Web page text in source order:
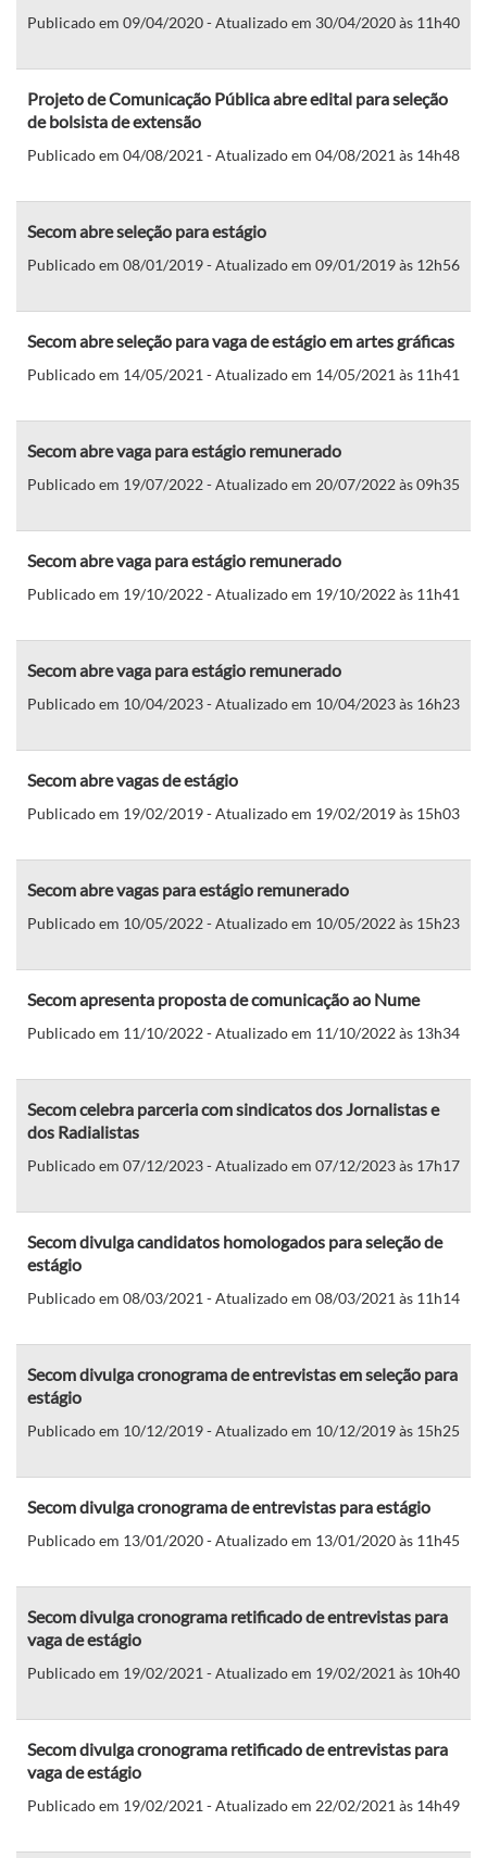
Publicado em 09/04/2020 - Atualizado em 30/04/2020 às 11h40
Projeto de Comunicação Pública abre edital para seleção
de bolsista de extensão
Publicado em 04/08/2021 - Atualizado em 04/08/2021 às 14h48
Secom abre seleção para estágio
Publicado em 08/01/2019 - Atualizado em 09/01/2019 às 12h56
Secom abre seleção para vaga de estágio em artes gráficas
Publicado em 14/05/2021 - Atualizado em 14/05/2021 às 11h41
Secom abre vaga para estágio remunerado
Publicado em 19/07/2022 - Atualizado em 20/07/2022 às 09h35
Secom abre vaga para estágio remunerado
Publicado em 19/10/2022 - Atualizado em 19/10/2022 às 11h41
Secom abre vaga para estágio remunerado
Publicado em 10/04/2023 - Atualizado em 10/04/2023 às 16h23
Secom abre vagas de estágio
Publicado em 19/02/2019 - Atualizado em 19/02/2019 às 15h03
Secom abre vagas para estágio remunerado
Publicado em 10/05/2022 - Atualizado em 10/05/2022 às 15h23
Secom apresenta proposta de comunicação ao Nume
Publicado em 11/10/2022 - Atualizado em 11/10/2022 às 13h34
Secom celebra parceria com sindicatos dos Jornalistas e
dos Radialistas
Publicado em 07/12/2023 - Atualizado em 07/12/2023 às 17h17
Secom divulga candidatos homologados para seleção de
estágio
Publicado em 08/03/2021 - Atualizado em 08/03/2021 às 11h14
Secom divulga cronograma de entrevistas em seleção para
estágio
Publicado em 10/12/2019 - Atualizado em 10/12/2019 às 15h25
Secom divulga cronograma de entrevistas para estágio
Publicado em 13/01/2020 - Atualizado em 13/01/2020 às 11h45
Secom divulga cronograma retificado de entrevistas para
vaga de estágio
Publicado em 19/02/2021 - Atualizado em 19/02/2021 às 10h40
Secom divulga cronograma retificado de entrevistas para
vaga de estágio
Publicado em 19/02/2021 - Atualizado em 22/02/2021 às 14h49